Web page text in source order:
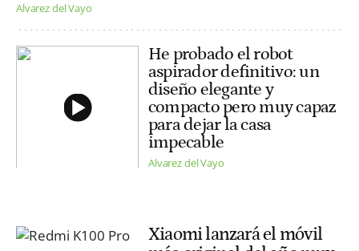
Alvarez del Vayo
He probado el robot
aspirador definitivo: un
diseño elegante y
compacto pero muy capaz
para dejar la casa
impecable
Alvarez del Vayo
Xiaomi lanzará el móvil